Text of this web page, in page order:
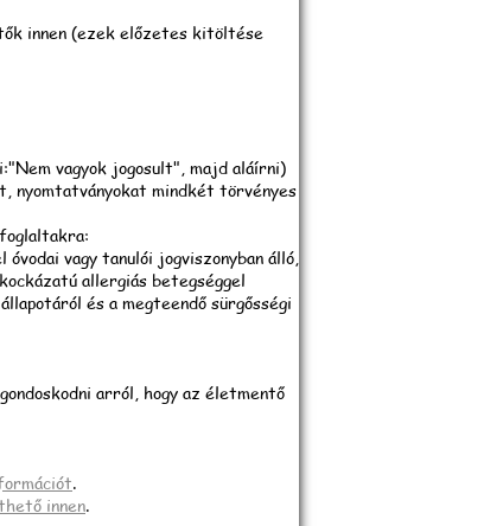
innen (ezek előzetes kitöltése
vagyok jogosult", majd aláírni)
nyomtatványokat mindkét törvényes
vagy tanulói jogviszonyban álló,
allergiás betegséggel
és a megteendő sürgősségi
arról, hogy az életmentő
.
innen.